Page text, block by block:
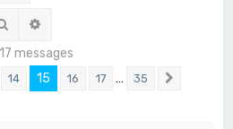
Rechercher
messages
14 15 16 17 … 35